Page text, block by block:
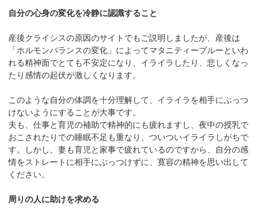
自分の心身の変化を冷静に認識すること
産後クライシスの原因のサイトでもご説明しましたが、産後は
「ホルモンバランスの変化」によってマタニティーブルーといわ
れる精神面でとても不安定になり、イライラしたり、悲しくなっ
たり感情の起伏が激しくなります。
このような自分の体調を十分理解して、イライラを相手にぶっつ
けないようにすることが大事です。
夫も、仕事と育児の補助で精神的にも疲れますし、夜中の授乳で
おこされたりでの睡眠不足も重なり、ついついイライラしがちで
す。しかし、妻も育児と家事で疲れているのですから、自分の感
情をストレートに相手にぶっつけずに、寛容の精神を思い出して
ください。
周りの人に助けを求める